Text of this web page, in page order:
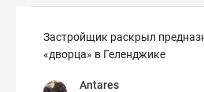
Застройщик раскрыл
«дворца» в Геленджике
Antares